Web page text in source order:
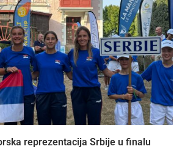
reprezentacija Srbije u finalu